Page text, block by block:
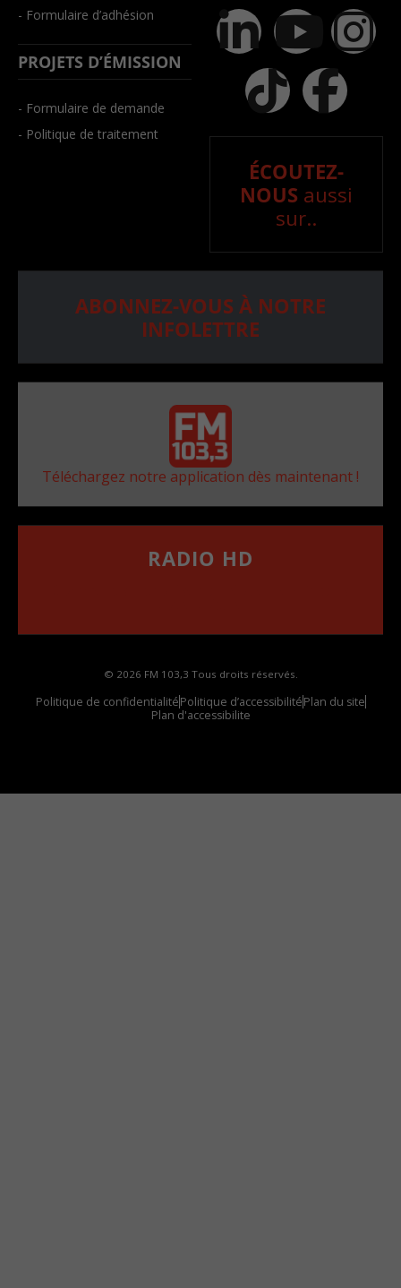
- Formulaire d’adhésion
PROJETS D’ÉMISSION
- Formulaire de demande
- Politique de traitement
ÉCOUTEZ-
NOUS aussi
sur..
ABONNEZ-VOUS À NOTRE
INFOLETTRE
Téléchargez notre application dès maintenant !
RADIO HD
© 2026 FM 103,3 Tous droits réservés.
Politique de confidentialitéPolitique d’accessibilitéPlan du site
Plan d'accessibilite